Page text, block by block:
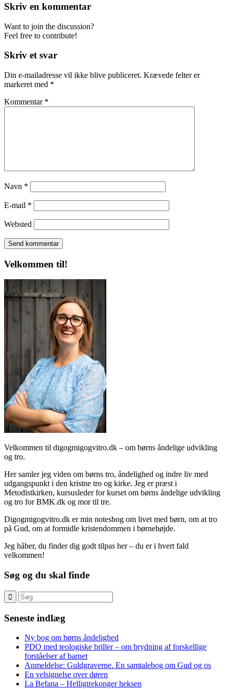
Skriv en kommentar
Want to join the discussion?
Feel free to contribute!
Skriv et svar
Din e-mailadresse vil ikke blive publiceret. Krævede felter er
markeret med *
Kommentar *
Navn *
E-mail *
Websted
Velkommen til!
Velkommen til digogmigogvitro.dk – om børns åndelige udvikling
og tro.
Her samler jeg viden om børns tro, åndelighed og indre liv med
udgangspunkt i den kristne tro og kirke. Jeg er præst i
Metodistkirken, kursusleder for kurset om børns åndelige udvikling
og tro for BMK.dk og mor til tre.
Digogmigogvitro.dk er min notesbog om livet med børn, om at tro
på Gud, om at formidle kristendommen i børnehøjde.
Jeg håber, du finder dig godt tilpas her – du er i hvert fald
velkommen!
Søg og du skal finde
Seneste indlæg
Ny bog om børns åndelighed
PDO med teologiske briller – om brydning af forskellige
forståelser af barnet
Anmeldelse: Guldgraverne. En samtalebog om Gud og os
En velsignelse over døren
La Befana – Helligtrekonger heksen